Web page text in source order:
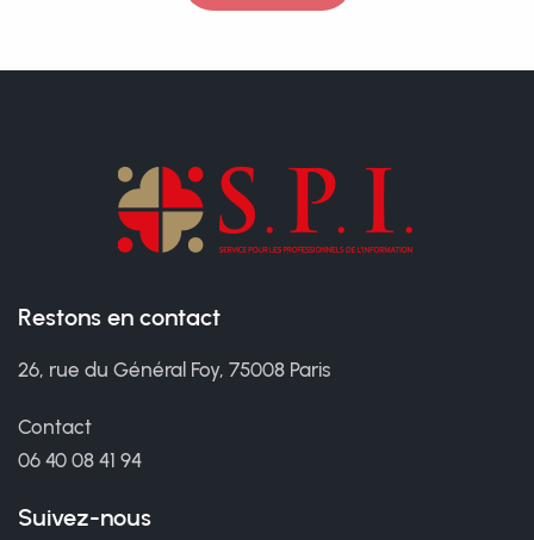
Restons en contact
26, rue du Général Foy, 75008 Paris
Contact
06 40 08 41 94
Suivez-nous